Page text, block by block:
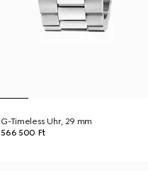
G-Timeless Uhr, 29 mm
566 500 Ft